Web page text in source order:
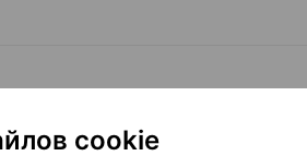
cookie